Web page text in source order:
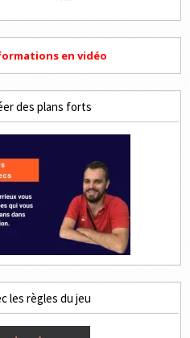
en vidéo
des plans forts
les règles du jeu